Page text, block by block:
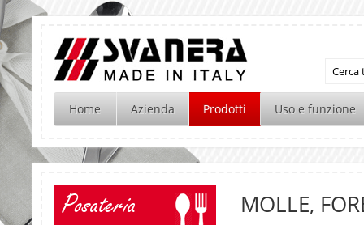
Home Azienda Prodotti Uso e funzione
Posateria
MOLLE,